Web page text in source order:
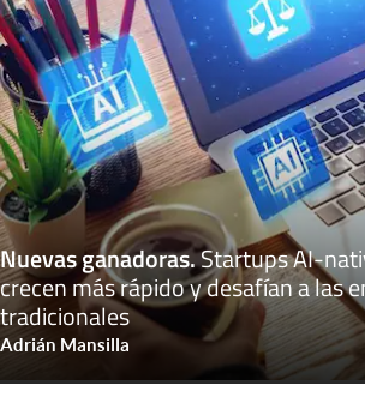
Nuevas ganadoras.Startups AI-
crecen más rápido y desafían a las
tradicionales
Adrián Mansilla